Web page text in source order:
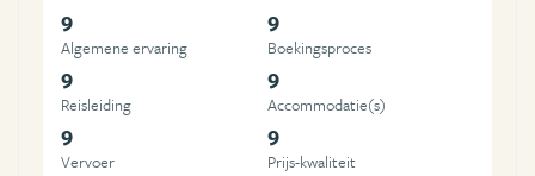
9
Algemene ervaring
9
Boekingsproces
9
Reisleiding
9
Accommodatie(s)
9
Vervoer
9
Prijs-kwaliteit